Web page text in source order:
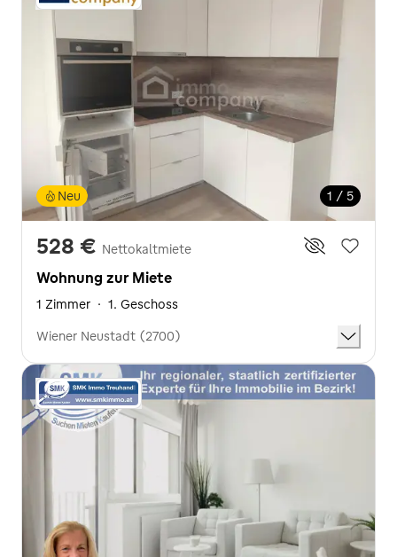
1 / 5
Neu
528 € Nettokaltmiete
Wohnung zur Miete
1 Zimmer · 1. Geschoss
Wiener Neustadt (2700)